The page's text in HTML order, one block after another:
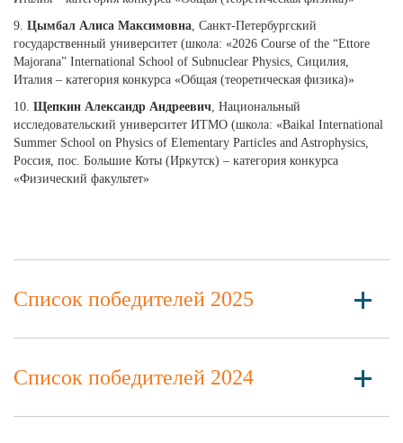
9. Цымбал Алиса Максимовна, Санкт-Петербургский
государственный университет (школа: «2026 Course of the “Ettore
Majorana” International School of Subnuclear Physics, Сицилия,
Италия – категория конкурса «Общая (теоретическая физика)»
10. Щепкин Александр Андреевич, Национальный
исследовательский университет ИТМО (школа: «Baikal International
Summer School on Physics of Elementary Particles and Astrophysics,
Россия, пос. Большие Коты (Иркутск) – категория конкурса
«Физический факультет»
Список победителей 2025
Список победителей 2024